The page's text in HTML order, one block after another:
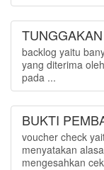
backlog yaitu
yang diterima
pada ...
BUKTI
voucher check
menyatakan
mengesahkan